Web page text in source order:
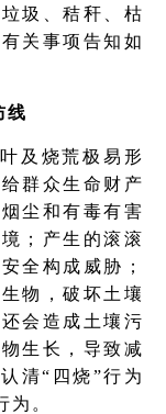
圾、秸秆、枯
关事项告知如
线
及烧荒极易形
群众生命财产
尘和有毒有害
；产生的滚滚
全构成威胁；
物，破坏土壤
会造成土壤污
生长，导致减
清“四烧”行为
为。